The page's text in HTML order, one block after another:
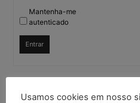
Mantenha-me
autenticado
Entrar
Continuar com
Usamos cookies em nosso